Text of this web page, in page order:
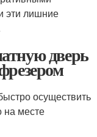
эти лишние
дверь
осуществить
на месте